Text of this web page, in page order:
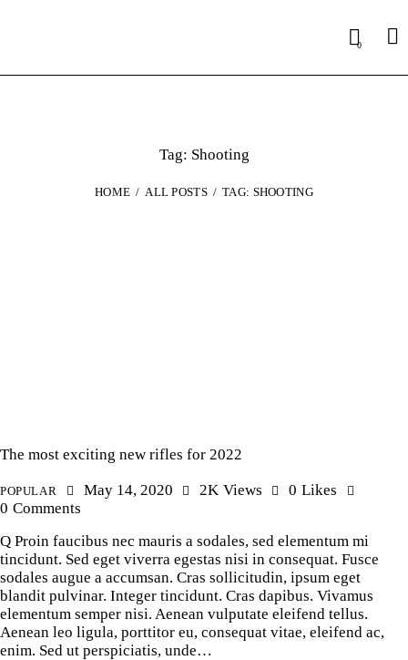
0
Tag: Shooting
HOME ALL POSTS TAG: SHOOTING
The most exciting new rifles for 2022
POPULAR May 14, 2020 2K Views 0 Likes
0 Comments
Q Proin faucibus nec mauris a sodales, sed elementum mi
tincidunt. Sed eget viverra egestas nisi in consequat. Fusce
sodales augue a accumsan. Cras sollicitudin, ipsum eget
blandit pulvinar. Integer tincidunt. Cras dapibus. Vivamus
elementum semper nisi. Aenean vulputate eleifend tellus.
Aenean leo ligula, porttitor eu, consequat vitae, eleifend ac,
enim. Sed ut perspiciatis, unde…